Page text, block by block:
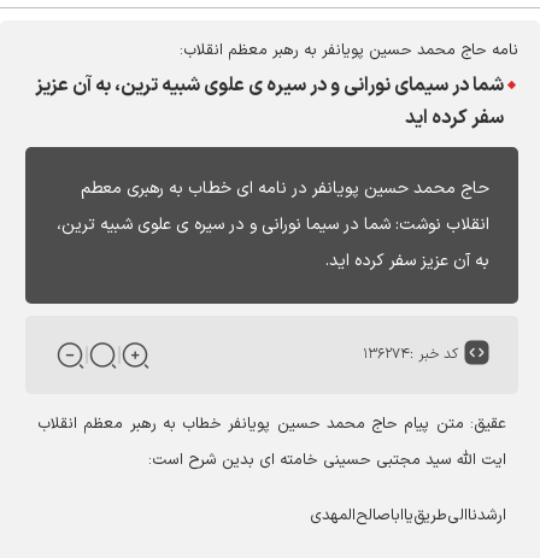
نامه حاج محمد حسین پویانفر به رهبر معظم انقلاب:
شما در سیمای نورانی و در سیره ی علوی شبیه ترین، به آن عزیز
سفر کرده اید
حاج محمد حسین پویانفر در نامه ای خطاب به رهبری معطم
انقلاب نوشت: شما در سیما نورانی و در سیره ی علوی شبیه ترین،
به آن عزیز سفر کرده اید.
کد خبر :۱۳۶۲۷۴
عقیق: متن پیام حاج محمد حسین پویانفر خطاب به رهبر معظم انقلاب
ایت الله سید مجتبی حسینی خامته ای بدین شرح است:
ارشدناالی‌طریق‌یااباصالح‌المهدی‌